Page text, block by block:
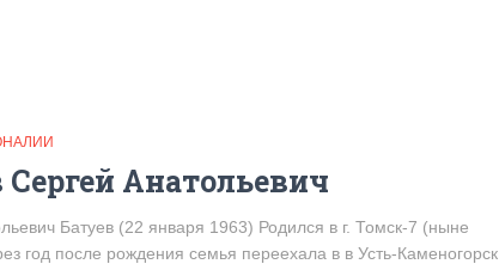
Сергей Анатольевич
Батуев (22 января 1963) Родился в г. Томск-7 (ныне
год после рождения семья переехала в в Усть-Каменогорск